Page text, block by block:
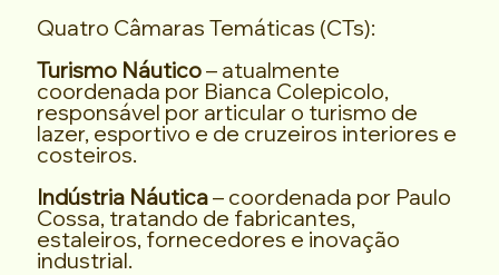
Quatro Câmaras Temáticas (CTs):
Turismo Náutico– atualmente
coordenada por Bianca Colepicolo,
responsável por articular o turismo de
lazer, esportivo e de cruzeiros interiores e
costeiros.
Indústria Náutica– coordenada por Paulo
Cossa, tratando de fabricantes,
estaleiros, fornecedores e inovação
industrial.